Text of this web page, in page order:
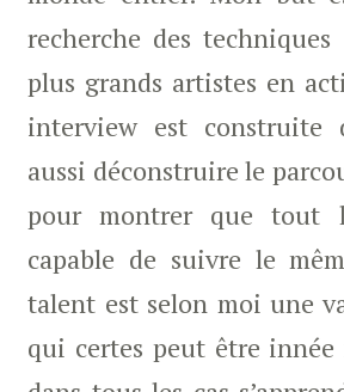
recherche des techniques
plus grands artistes en
interview est construite
aussi déconstruire le
pour montrer que tout
capable de suivre le
talent est selon moi une
qui certes peut être